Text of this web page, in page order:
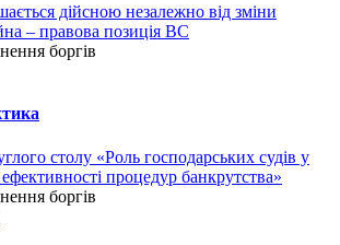
дійсною незалежно від зміни
– правова позиція ВС
боргiв
столу «Роль господарських судів у
ефективності процедур банкрутства»
боргiв